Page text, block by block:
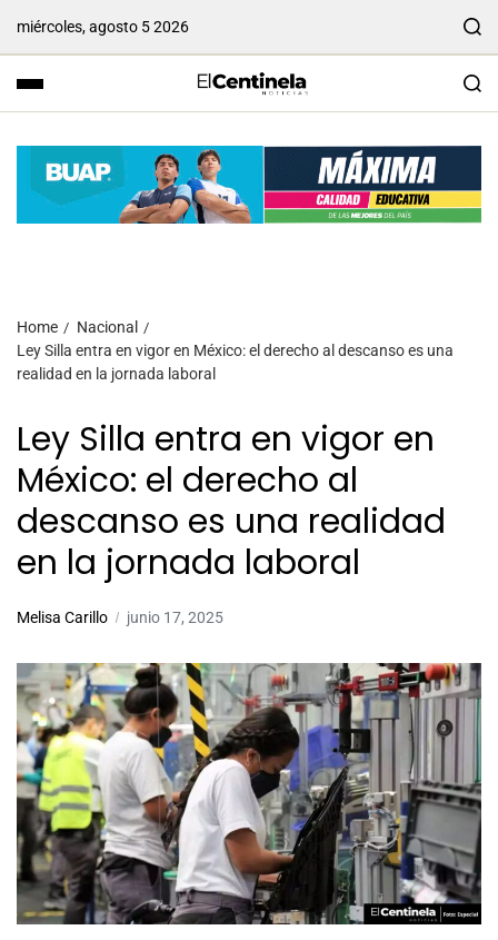
miércoles, agosto 5 2026
Home
Nacional
Ley Silla entra en vigor en México: el derecho al descanso es una
realidad en la jornada laboral
Ley Silla entra en vigor en
México: el derecho al
descanso es una realidad
en la jornada laboral
Melisa Carillo junio 17, 2025